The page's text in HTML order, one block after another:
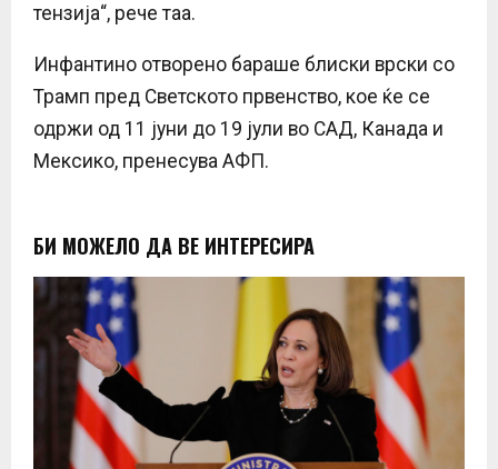
тензија“, рече таа.
Инфантино отворено бараше блиски врски со
Трамп пред Светското првенство, кое ќе се
одржи од 11 јуни до 19 јули во САД, Канада и
Мексико, пренесува АФП.
БИ МОЖЕЛО ДА ВЕ ИНТЕРЕСИРА